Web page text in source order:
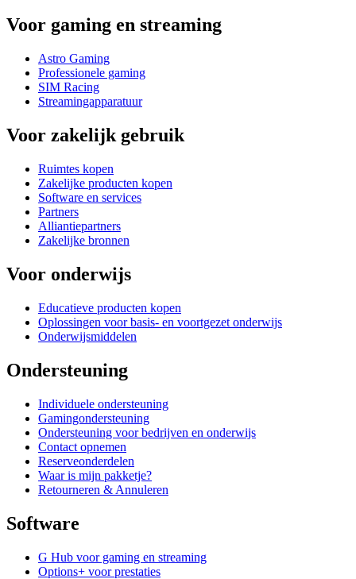
Voor gaming en streaming
Astro Gaming
Professionele gaming
SIM Racing
Streamingapparatuur
Voor zakelijk gebruik
Ruimtes kopen
Zakelijke producten kopen
Software en services
Partners
Alliantiepartners
Zakelijke bronnen
Voor onderwijs
Educatieve producten kopen
Oplossingen voor basis- en voortgezet onderwijs
Onderwijsmiddelen
Ondersteuning
Individuele ondersteuning
Gamingondersteuning
Ondersteuning voor bedrijven en onderwijs
Contact opnemen
Reserveonderdelen
Waar is mijn pakketje?
Retourneren & Annuleren
Software
G Hub voor gaming en streaming
Options+ voor prestaties